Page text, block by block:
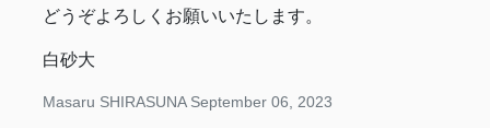
どうぞよろしくお願いいたします。
白砂大
Masaru SHIRASUNA September 06, 2023